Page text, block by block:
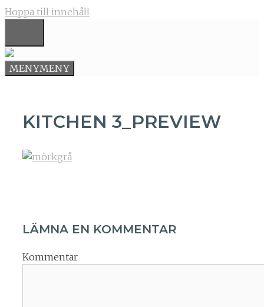
Hoppa till innehåll
MENYMENY
KITCHEN 3_PREVIEW
LÄMNA EN KOMMENTAR
Kommentar